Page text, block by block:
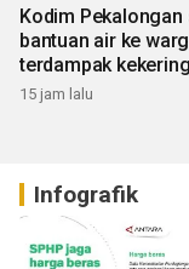
Kodim Pekalongan
bantuan air ke
terdampak
15 jam lalu
Infografik